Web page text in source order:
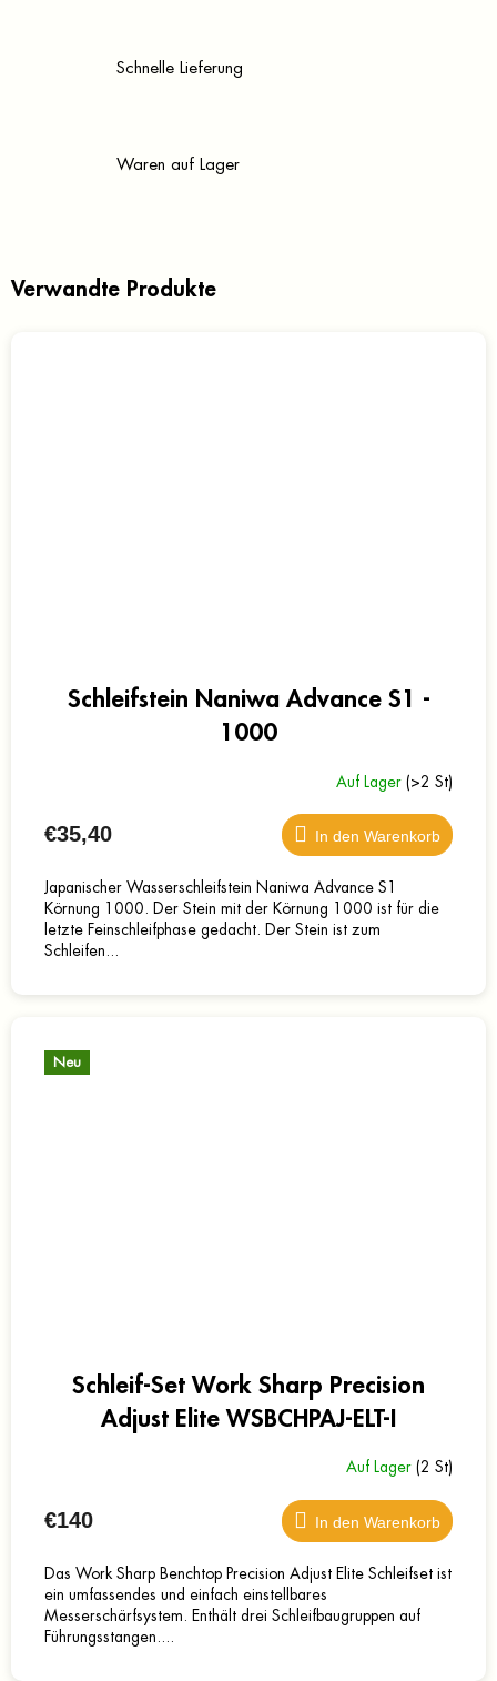
Schnelle Lieferung
Waren auf Lager
Verwandte Produkte
Schleifstein Naniwa Advance S1 -
1000
Auf Lager (>2 St)
€35,40 In den Warenkorb
Japanischer Wasserschleifstein Naniwa Advance S1
Körnung 1000. Der Stein mit der Körnung 1000 ist für die
letzte Feinschleifphase gedacht. Der Stein ist zum
Schleifen...
Neu
Schleif-Set Work Sharp Precision
Adjust Elite WSBCHPAJ-ELT-I
Auf Lager (2 St)
€140 In den Warenkorb
Das Work Sharp Benchtop Precision Adjust Elite Schleifset ist
ein umfassendes und einfach einstellbares
Messerschärfsystem. Enthält drei Schleifbaugruppen auf
Führungsstangen....